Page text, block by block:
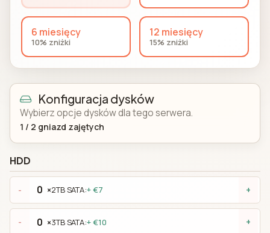
6 miesięcy
10% zniżki
12 miesięcy
15% zniżki
Konfiguracja dysków
Wybierz opcje dysków dla tego serwera.
1 / 2 gniazd zajętych
HDD
- ×2TB SATA:+ €7 +
- ×3TB SATA:+ €10 +